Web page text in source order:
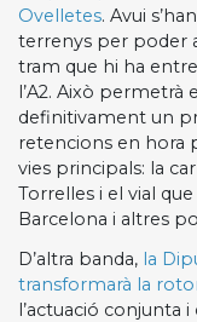
Ovelletes. Avui
terrenys per poder
tram que hi ha
l’A2. Això permetrà
definitivament un
retencions en hora
vies principals: la
Torrelles i el vial
Barcelona i altres
D’altra banda, la
transformarà la
l’actuació conjunta